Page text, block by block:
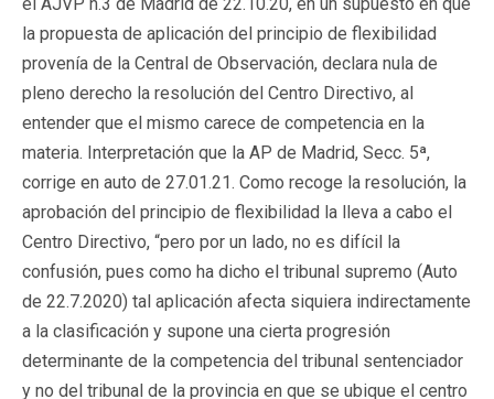
la propuesta de aplicación del principio de flexibilidad
provenía de la Central de Observación, declara nula de
pleno derecho la resolución del Centro Directivo, al
entender que el mismo carece de competencia en la
materia. Interpretación que la AP de Madrid, Secc. 5ª,
corrige en auto de 27.01.21. Como recoge la resolución, la
aprobación del principio de flexibilidad la lleva a cabo el
Centro Directivo, “pero por un lado, no es difícil la
confusión, pues como ha dicho el tribunal supremo (Auto
de 22.7.2020) tal aplicación afecta siquiera indirectamente
a la clasificación y supone una cierta progresión
determinante de la competencia del tribunal sentenciador
y no del tribunal de la provincia en que se ubique el centro